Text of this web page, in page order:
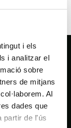
i els
i analitzar el
sobre
de mitjans
Al
dades que
partir de l'ús